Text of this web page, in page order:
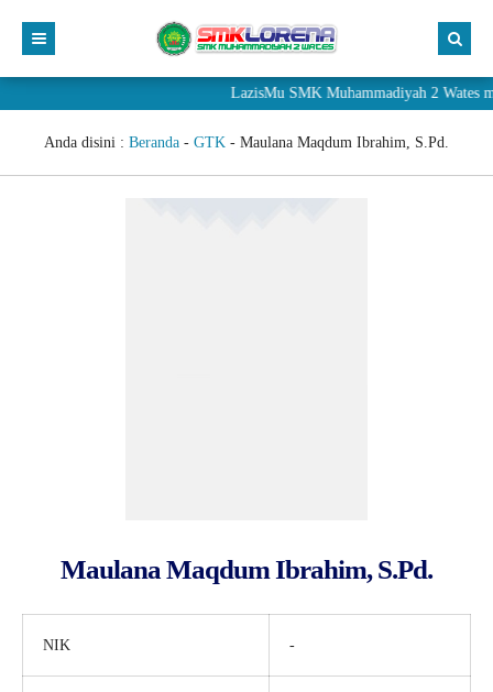
LazisMu SMK Muhammadiyah 2 Wates
Anda disini : Beranda - GTK - Maulana Maqdum Ibrahim, S.Pd.
Maulana Maqdum Ibrahim, S.Pd.
NIK -